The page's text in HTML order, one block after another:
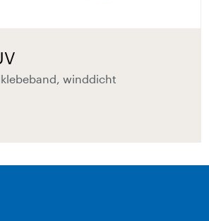
winddicht